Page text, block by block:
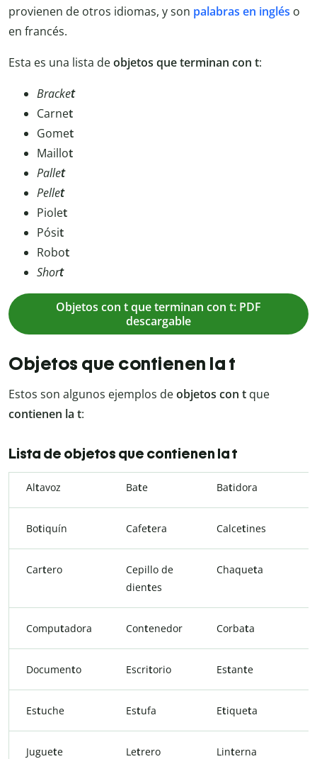
provienen de otros idiomas, y son palabras en inglés o
en francés.
Esta es una lista deobjetos que terminan con t:
Bracket
Carnet
Gomet
Maillot
Pallet
Pellet
Piolet
Pósit
Robot
Short
Objetos con t que terminan con t: PDF
descargable
Objetos que contienen la t
Estos son algunos ejemplos deobjetos con t que
contienen la t:
Lista de objetos que contienen la t
Altavoz Bate Batidora
Botiquín Cafetera Calcetines
Cartero
Cepillo de
dientes
Chaqueta
Computadora Contenedor Corbata
Documento Escritorio Estante
Estuche Estufa Etiqueta
Juguete Letrero Linterna